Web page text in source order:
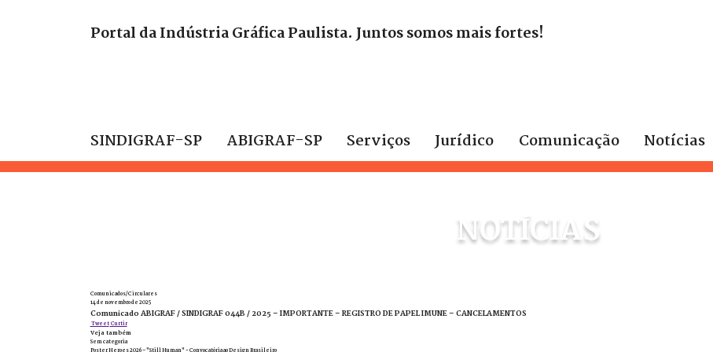
Portal da Indústria Gráfica Paulista. Juntos somos mais fortes!
SINDIGRAF-SP ABIGRAF-SP Serviços Jurídico Comunicação Notícias
NOTÍCIAS
Comunicados/Circulares
14 de novembro de 2025
Comunicado ABIGRAF / SINDIGRAF 044B / 2025 – IMPORTANTE – REGISTRO DE PAPEL IMUNE – CANCELAMENTOS
Tweet Curtir
Veja também
Sem categoria